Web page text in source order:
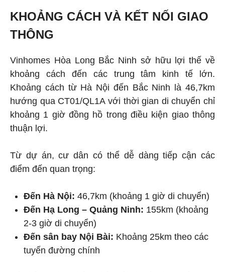
KHOẢNG CÁCH VÀ KẾT NỐI GIAO
THÔNG
Vinhomes Hòa Long Bắc Ninh sở hữu lợi thế về
khoảng cách đến các trung tâm kinh tế lớn.
Khoảng cách từ Hà Nội đến Bắc Ninh là 46,7km
hướng qua CT01/QL1A với thời gian di chuyển chỉ
khoảng 1 giờ đồng hồ trong điều kiện giao thông
thuận lợi.
Từ dự án, cư dân có thể dễ dàng tiếp cận các
điểm đến quan trọng:
Đến Hà Nội: 46,7km (khoảng 1 giờ di chuyển)
Đến Hạ Long – Quảng Ninh: 155km (khoảng
2-3 giờ di chuyển)
Đến sân bay Nội Bài: Khoảng 25km theo các
tuyến đường chính